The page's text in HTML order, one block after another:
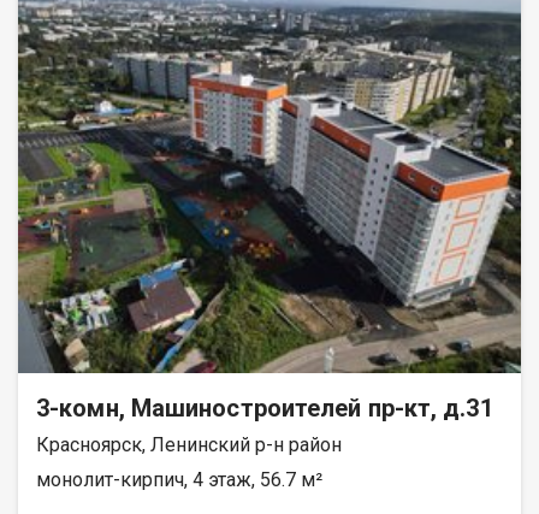
фантазий. Окна ПВХ, на полу частично линолеум. Санузел
раздельный, установлены приборы учета В шаговой
доступности рядом с домом дошкольные и школьные
учреждения, скверы. Удобная развязка транспортная.
Квартиру можно приобрести под любой вид расчета.
Одобрение ипотечного займа на приобретение объекта.
Квартира по документам более 5-х лет в собственности.
3-комн, Машиностроителей пр-кт, д.31
Красноярск, Ленинский р-н район
монолит-кирпич, 4 этаж, 56.7 м²